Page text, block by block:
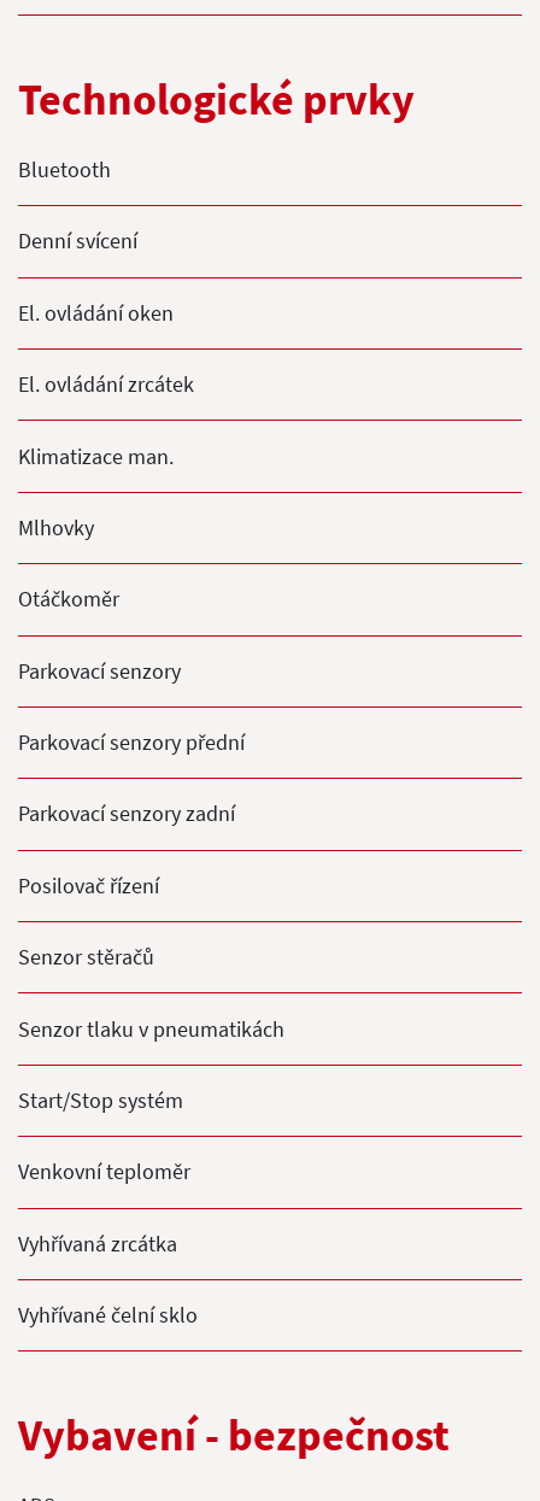
Technologické prvky
Bluetooth
Denní svícení
El. ovládání oken
El. ovládání zrcátek
Klimatizace man.
Mlhovky
Otáčkoměr
Parkovací senzory
Parkovací senzory přední
Parkovací senzory zadní
Posilovač řízení
Senzor stěračů
Senzor tlaku v pneumatikách
Start/Stop systém
Venkovní teploměr
Vyhřívaná zrcátka
Vyhřívané čelní sklo
Vybavení - bezpečnost